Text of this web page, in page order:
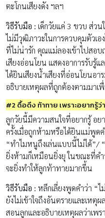
ตะโกนเสียงดัง ฯลฯ
วิธีรับมือ : เด็กวัยแค่ 3 ขวบ ส่ว
ไม่มีวุฒิภาวะในการควบคุมตัวเอ
ที่ไม่น่ารัก คุณแม่ลองเข้าไปสอ
เสียงอ่อนโยน แสดงอาการรับรู้แ
ได้ยินเสียงน้ำเสียงที่อ่อนโยนอา
อธิบายเหตุผลที่ถูกต้องตามมาเพื่
#2 ดื้อดึง ท้าทาย เพราะอยากรู้ว่
ลูกวัยนี้มีความสนใจที่อยากรู้ อ
ครั้งเมื่อถูกห้ามหรือได้ยินแม่พูด
“ทำไมหนูถึงเล่นแบบนี้ไม่ได้”/
ยิ่งห้ามก็เหมือนยิ่งยุ ในขณะที่คำ
จะยิ่งทำให้ลูกท้าทายมากขึ้น
วิธีรับมือ : หลีกเลี่ยงพูดคำว่า “
ยังไม่เข้าใจถึงอันตรายและเห
สอนลูกและอธิบายเหตุผลว่าเพร